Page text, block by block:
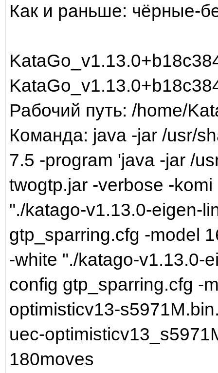
Как и раньше: чёрные-
Рабочий путь: /home/
Команда: java -jar /usr/
7.5 -program 'java -jar /
twogtp.jar -verbose -
"./katago-v1.13.0-eigen-
gtp_sparring.cfg -model
-white "./katago-v1.13.0-
config gtp_sparring.cfg -
optimisticv13-
uec-
180moves